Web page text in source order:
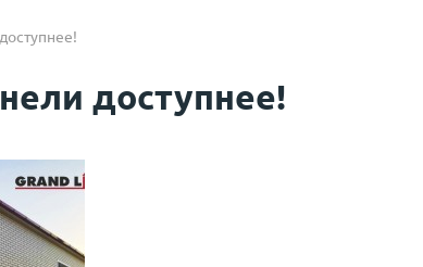
доступнее!